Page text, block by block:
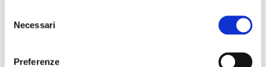
delNecessari
Preferenze